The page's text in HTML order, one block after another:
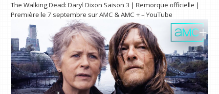
The Walking Dead: Daryl Dixon Saison 3 | Remorque officielle |
Première le 7 septembre sur AMC & AMC + – YouTube